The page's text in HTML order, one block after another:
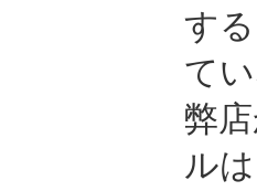
す
て
弊
ル